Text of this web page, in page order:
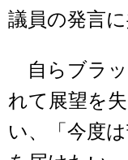
議員の発言
自らブラッ
れて展望を
い、「今度